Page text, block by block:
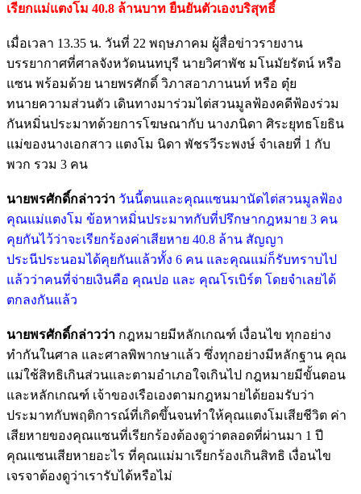
เรียกแม่แตงโม 40.8 ล้านบาท ยืนยันตัวเองบริสุทธิ์
เมื่อเวลา 13.35 น. วันที่ 22 พฤษภาคม ผู้สื่อข่าวรายงาน
บรรยากาศที่ศาลจังหวัดนนทบุรี นายวิศาพัช มโนมัยรัตน์ หรือ
แซน พร้อมด้วย นายพรศักดิ์ วิภาสอาภานนท์ หรือ ตุ๋ย
ทนายความส่วนตัว เดินทางมาร่วมไต่สวนมูลฟ้องคดีฟ้องร่วม
กันหมิ่นประมาทด้วยการโฆษณากับ นางภนิดา ศิระยุทธโยธิน
แม่ของนางเอกสาว แตงโม นิดา พัชรวีระพงษ์ จำเลยที่ 1 กับ
พวก รวม 3 คน
นายพรศักดิ์กล่าวว่า วันนี้ตนและคุณแซนมานัดไต่สวนมูลฟ้อง
คุณแม่แตงโม ข้อหาหมิ่นประมาทกับที่ปรึกษากฎหมาย 3 คน
คุยกันไว้ว่าจะเรียกร้องค่าเสียหาย 40.8 ล้าน สัญญา
ประนีประนอมได้คุยกันแล้วทั้ง 6 คน และคุณแม่ก็รับทราบไป
แล้วว่าคนที่จ่ายเงินคือ คุณปอ และ คุณโรเบิร์ต โดยจำเลยได้
ตกลงกันแล้ว
นายพรศักดิ์กล่าวว่า กฎหมายมีหลักเกณฑ์ เงื่อนไข ทุกอย่าง
ทำกันในศาล และศาลพิพากษาแล้ว ซึ่งทุกอย่างมีหลักฐาน คุณ
แม่ใช้สิทธิเกินส่วนและตามอำเภอใจเกินไป กฎหมายมีขั้นตอน
และหลักเกณฑ์ เจ้าของเรือเองตามกฎหมายได้ยอมรับว่า
ประมาทกับพฤติการณ์ที่เกิดขึ้นจนทำให้คุณแตงโมเสียชีวิต ค่า
เสียหายของคุณแซนที่เรียกร้องต้องดูว่าตลอดที่ผ่านมา 1 ปี
คุณแซนเสียหายอะไร ที่คุณแม่มาเรียกร้องเกินสิทธิ เงื่อนไข
เจรจาต้องดูว่าเรารับได้หรือไม่